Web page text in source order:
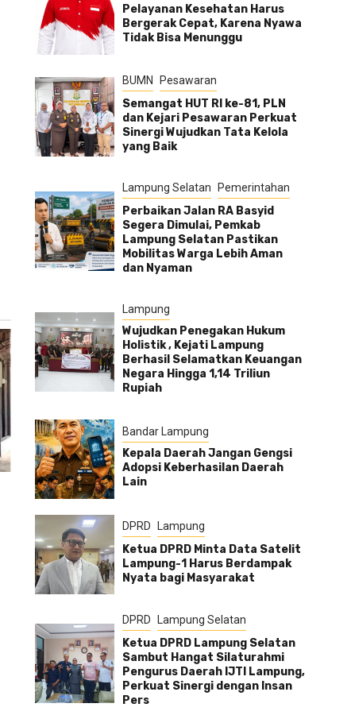
Pelayanan Kesehatan Harus
Bergerak Cepat, Karena Nyawa
Tidak Bisa Menunggu
BUMN Pesawaran
Semangat HUT RI ke-81, PLN
dan Kejari Pesawaran Perkuat
Sinergi Wujudkan Tata Kelola
yang Baik
Lampung Selatan Pemerintahan
Perbaikan Jalan RA Basyid
Segera Dimulai, Pemkab
Lampung Selatan Pastikan
Mobilitas Warga Lebih Aman
dan Nyaman
Lampung
Wujudkan Penegakan Hukum
Holistik , Kejati Lampung
Berhasil Selamatkan Keuangan
Negara Hingga 1,14 Triliun
Rupiah
Bandar Lampung
Kepala Daerah Jangan Gengsi
Adopsi Keberhasilan Daerah
Lain
DPRD Lampung
Ketua DPRD Minta Data Satelit
Lampung-1 Harus Berdampak
Nyata bagi Masyarakat
DPRD Lampung Selatan
Ketua DPRD Lampung Selatan
Sambut Hangat Silaturahmi
Pengurus Daerah IJTI Lampung,
Perkuat Sinergi dengan Insan
Pers